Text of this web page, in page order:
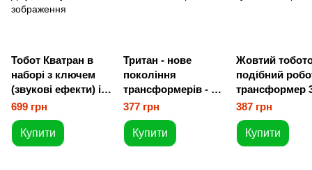
Тобот Кватран в
наборі з ключем
(звукові ефекти) і
Ділуком
699 грн
Купити
Тритан - нове
покоління
трансформерів - 3
у 1
377 грн
Купити
Жовтий
подібний
трансформер
387 грн
Купити